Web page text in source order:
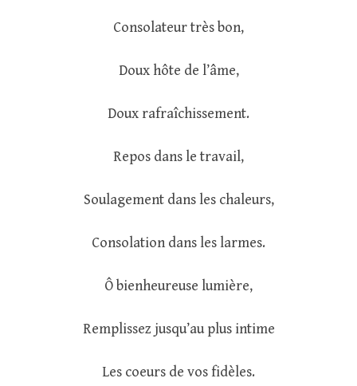
Consolateur très bon,
Doux hôte de l’âme,
Doux rafraîchissement.
Repos dans le travail,
Soulagement dans les chaleurs,
Consolation dans les larmes.
Ô bienheureuse lumière,
Remplissez jusqu’au plus intime
Les coeurs de vos fidèles.